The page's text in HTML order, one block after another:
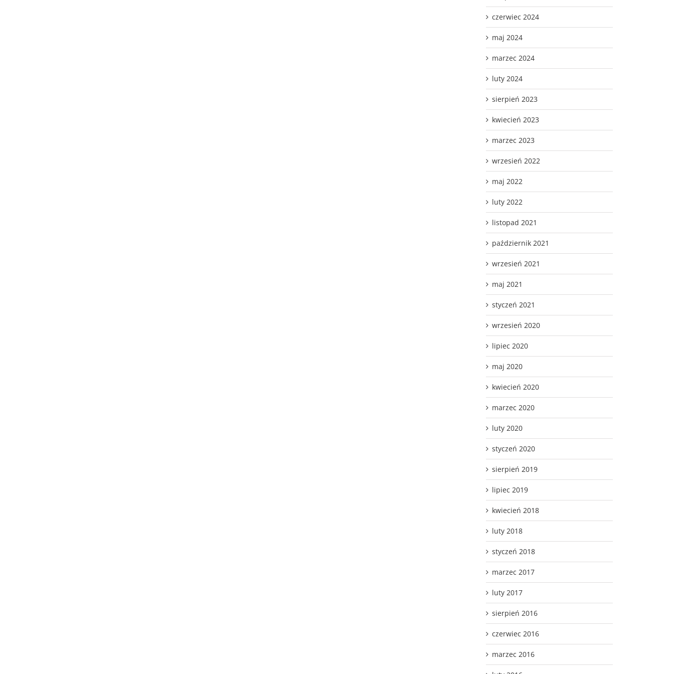
czerwiec 2024
maj 2024
marzec 2024
luty 2024
sierpień 2023
kwiecień 2023
marzec 2023
wrzesień 2022
maj 2022
luty 2022
listopad 2021
październik 2021
wrzesień 2021
maj 2021
styczeń 2021
wrzesień 2020
lipiec 2020
maj 2020
kwiecień 2020
marzec 2020
luty 2020
styczeń 2020
sierpień 2019
lipiec 2019
kwiecień 2018
luty 2018
styczeń 2018
marzec 2017
luty 2017
sierpień 2016
czerwiec 2016
marzec 2016